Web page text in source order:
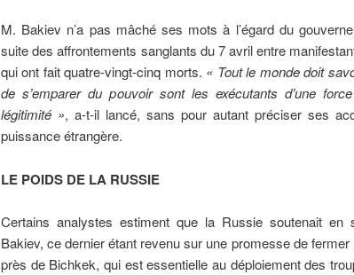
M. Bakiev n’a pas mâché ses mots à l’égard du
suite des affrontements sanglants du 7 avril entre
qui ont fait quatre-vingt-cinq morts. « Tout le monde doit
de s’emparer du pouvoir sont les exécutants d’une
légitimité », a-t-il lancé, sans pour autant préciser ses
puissance étrangère.
LE POIDS DE LA RUSSIE
Certains analystes estiment que la Russie soutenait en
Bakiev, ce dernier étant revenu sur une promesse de
près de Bichkek, qui est essentielle au déploiement des